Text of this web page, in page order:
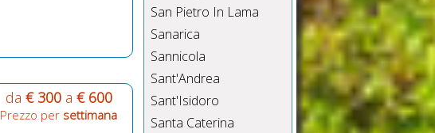
da € 300a € 600
Prezzo per settimana
San Pietro In Lama
Sanarica
Sannicola
Sant'Andrea
Sant'Isidoro
Santa Caterina